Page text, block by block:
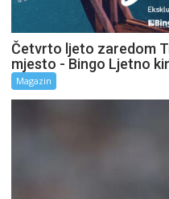
Četvrto ljeto zaredom
mjesto - Bingo Ljetno
Magazin